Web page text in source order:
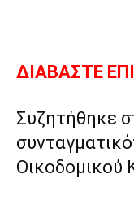
ΔΙΑΒΑΣΤΕ
Συζητήθηκε
Οικοδομικού